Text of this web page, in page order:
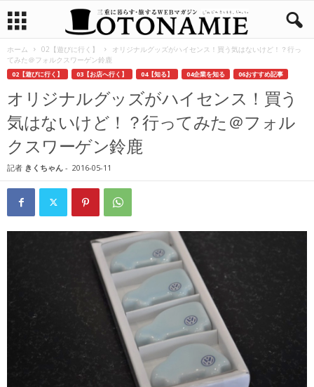
ホーム 02【遊びに行く】
オリジナルグッズがハイセンス！買う気はないけど！？行っ
てみた＠フォルクスワーゲン鈴鹿
02【遊びに行く】 03【お店へ行く】 04【知る】 04企業を知る 06おすすめ記事
オリジナルグッズがハイセンス！買う
気はないけど！？行ってみた＠フォル
クスワーゲン鈴鹿
記者 きくちゃん - 2016-05-11